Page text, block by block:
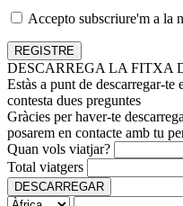
Accepto subscriure'm a la
DESCARREGA LA FITXA
Estàs a punt de descarregar-te
contesta dues preguntes
Gràcies per haver-te
posarem en contacte amb tu
Quan vols viatjar?
Total viatgers
DESCARREGAR